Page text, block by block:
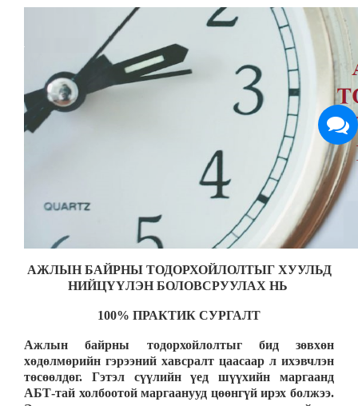
АЖЛЫН БАЙРНЫ ТОДОРХОЙЛОЛТЫГ ХУУЛЬД
НИЙЦҮҮЛЭН БОЛОВСРУУЛАХ НЬ
100% ПРАКТИК СУРГАЛТ
Ажлын байрны тодорхойлолтыг бид зөвхөн
хөдөлмөрийн гэрээний хавсралт цаасаар л ихэвчлэн
төсөөлдөг. Гэтэл сүүлийн үед шүүхийн маргаанд
АБТ-тай холбоотой маргаанууд цөөнгүй ирэх болжээ.